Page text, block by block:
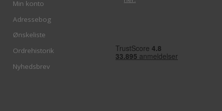
Min konto
Adressebog
Ønskeliste
Ordrehistorik
Nyhedsbrev